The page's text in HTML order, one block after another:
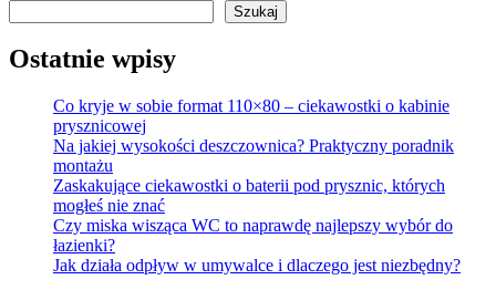
Szukaj
Ostatnie wpisy
Co kryje w sobie format 110×80 – ciekawostki o kabinie
prysznicowej
Na jakiej wysokości deszczownica? Praktyczny poradnik
montażu
Zaskakujące ciekawostki o baterii pod prysznic, których
mogłeś nie znać
Czy miska wisząca WC to naprawdę najlepszy wybór do
łazienki?
Jak działa odpływ w umywalce i dlaczego jest niezbędny?